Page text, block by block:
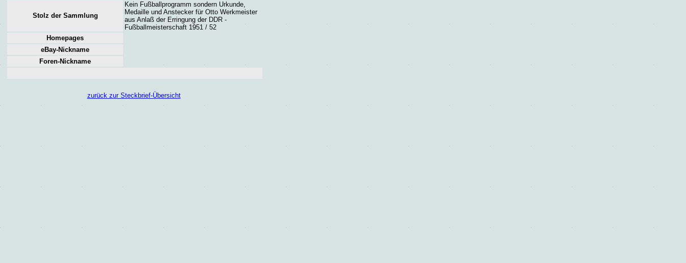
Stolz der Sammlung
Kein Fußballprogramm sondern Urkunde,
Medaille und Anstecker für Otto Werkmeister
aus Anlaß der Erringung der DDR -
Fußballmeisterschaft 1951 / 52
Homepages
eBay-Nickname
Foren-Nickname
zurück zur Steckbrief-Übersicht